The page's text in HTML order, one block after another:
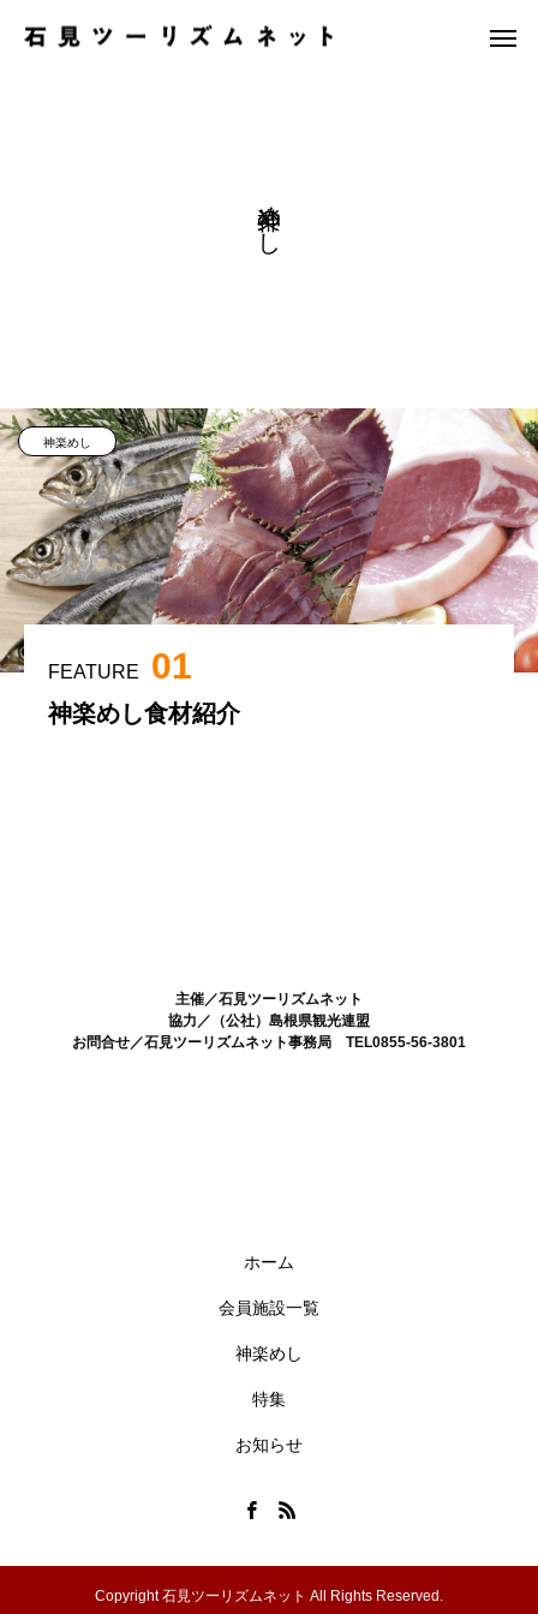
神楽めし
神楽めし
FEATURE 01
神楽めし食材紹介
主催／石見ツーリズムネット
協力／（公社）島根県観光連盟
お問合せ／石見ツーリズムネット事務局 TEL0855-56-3801
ホーム
会員施設一覧
神楽めし
特集
お知らせ
Copyright 石見ツーリズムネット All Rights Reserved.